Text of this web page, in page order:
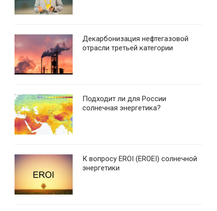
Декарбонизация нефтегазовой
отрасли третьей категории
Подходит ли для России
солнечная энергетика?
К вопросу EROI (EROEI) солнечной
энергетики